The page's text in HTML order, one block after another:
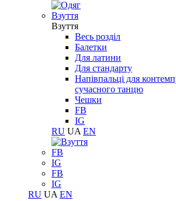
Взуття
Взуття
Весь розділ
Балетки
Для латини
Для стандарту
Напівпальці для
сучасного танцю
Чешки
FB
IG
RU UA EN
FB
IG
FB
IG
RU UA EN